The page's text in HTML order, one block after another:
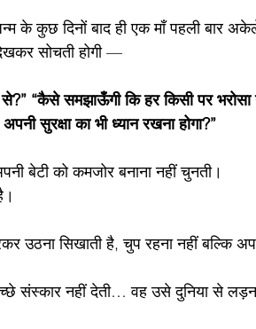
के कुछ दिनों बाद ही एक माँ पहली बार अकेले
सोचती होगी —
“कैसे समझाऊँगी कि हर किसी पर
सुरक्षा का भी ध्यान रखना होगा?”
बेटी को कमजोर बनाना नहीं चुनती।
उठना सिखाती है, चुप रहना नहीं बल्कि
संस्कार नहीं देती… वह उसे दुनिया से